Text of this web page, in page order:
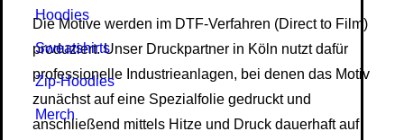
Hoodies
Sweat­shirts
Zip-Hoodies
Merch
Die Motive werden im DTF‑Verfahren (Direct to Film)
produziert. Unser Druckpartner in Köln nutzt dafür
professionelle Industrieanlagen, bei denen das Motiv
zunächst auf eine Spezialfolie gedruckt und
anschließend mittels Hitze und Druck dauerhaft auf